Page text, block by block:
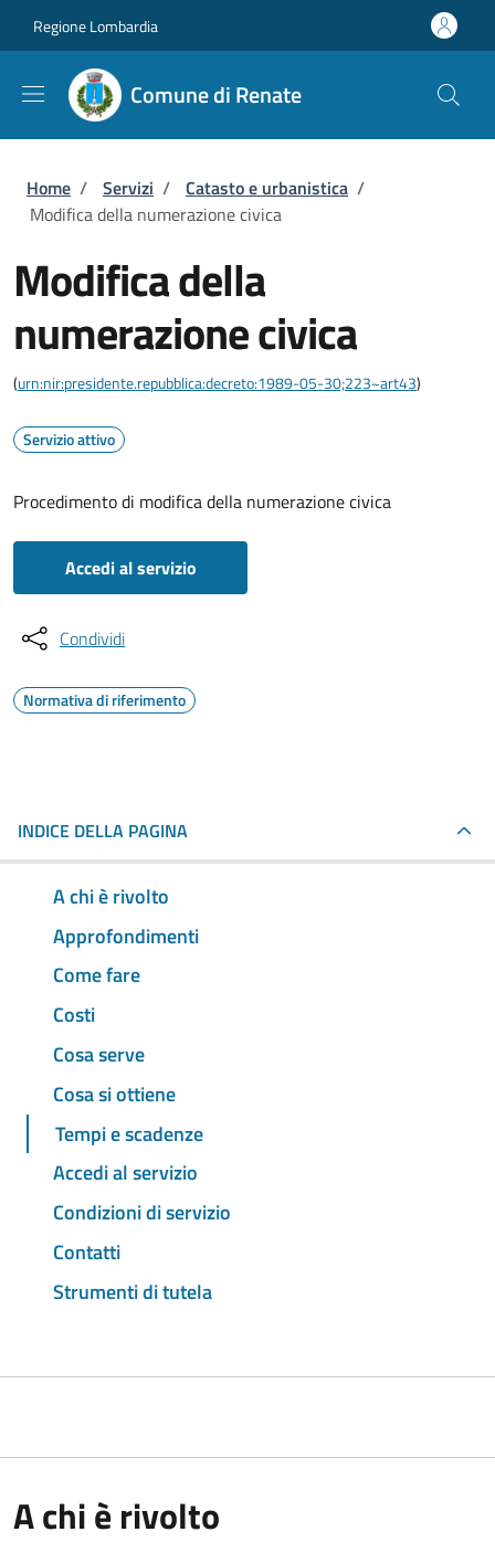
Regione Lombardia
Comune di Renate
Briciole di pane
Home / Servizi / Catasto e urbanistica /
Modifica della numerazione civica
Modifica della
numerazione civica
(urn:nir:presidente.repubblica:decreto:1989-05-30;223~art43)
Servizio attivo
Procedimento di modifica della numerazione civica
Accedi al servizio
Condividi
Normativa di riferimento
INDICE DELLA PAGINA
A chi è rivolto
Approfondimenti
Come fare
Costi
Cosa serve
Cosa si ottiene
Tempi e scadenze
Accedi al servizio
Condizioni di servizio
Contatti
Strumenti di tutela
A chi è rivolto